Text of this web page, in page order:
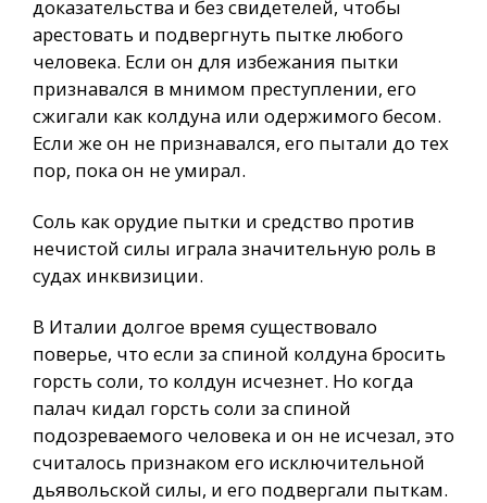
доказательства и без свидетелей, чтобы
арестовать и подвергнуть пытке любого
человека. Если он для избежания пытки
признавался в мнимом преступлении, его
сжигали как колдуна или одержимого бесом.
Если же он не признавался, его пытали до тех
пор, пока он не умирал.
Соль как орудие пытки и средство против
нечистой силы играла значительную роль в
судах инквизиции.
В Италии долгое время существовало
поверье, что если за спиной колдуна бросить
горсть соли, то колдун исчезнет. Но когда
палач кидал горсть соли за спиной
подозреваемого человека и он не исчезал, это
считалось признаком его исключительной
дьявольской силы, и его подвергали пыткам.